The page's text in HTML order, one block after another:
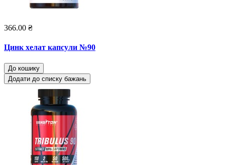
366.00 ₴
Цинк хелат капсули №90
До кошику
Додати до списку бажань